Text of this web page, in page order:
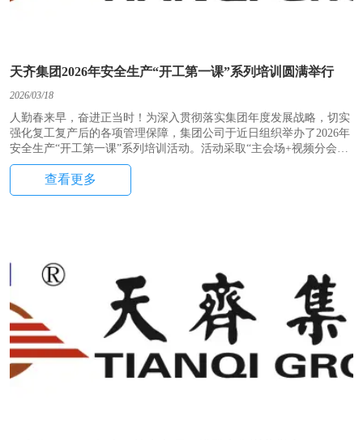
天齐集团2026年安全生产“开工第一课”系列培训圆满举行
2026/03/18
人勤春来早，奋进正当时！为深入贯彻落实集团年度发展战略，切实
强化复工复产后的各项管理保障，集团公司于近日组织举办了2026年
安全生产“开工第一课”系列培训活动。活动采取“主会场+视频分会场”
相结合的形式，有效拓展了培训覆盖范围，确保员工广泛参与。培训
紧紧围绕董事长在年度经营管理工作会议上对工程管理工作的部署和
要求，内容涵盖安全、质量、技术、劳务等主要管理维度，通过经验
查看更多